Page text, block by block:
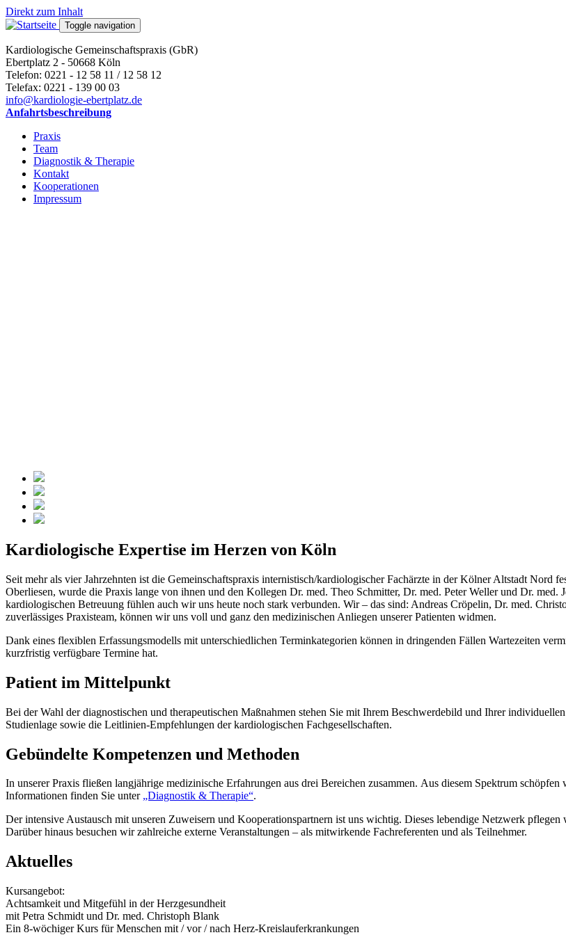
Direkt zum Inhalt
Toggle navigation
Kardiologische Gemeinschaftspraxis (GbR)
Ebertplatz 2 - 50668 Köln
Telefon: 0221 - 12 58 11 / 12 58 12
Telefax: 0221 - 139 00 03
info@kardiologie-ebertplatz.de
Anfahrtsbeschreibung
Praxis
Team
Diagnostik & Therapie
Kontakt
Kooperationen
Impressum
Kardiologische Expertise im Herzen von Köln
Seit mehr als vier Jahrzehnten ist die Gemeinschaftspraxis internistisch/kardiologischer Fachärzte in der Kölner Altstadt
Oberliesen, wurde die Praxis lange von ihnen und den Kollegen Dr. med. Theo Schmitter, Dr. med. Peter Weller und Dr. med.
kardiologischen Betreuung fühlen auch wir uns heute noch stark verbunden. Wir – das sind: Andreas Cröpelin, Dr. med.
zuverlässiges Praxisteam, können wir uns voll und ganz den medizinischen Anliegen unserer Patienten widmen.
Dank eines flexiblen Erfassungsmodells mit unterschiedlichen Terminkategorien können in dringenden Fällen Wartezeiten
kurzfristig verfügbare Termine hat.
Patient im Mittelpunkt
Bei der Wahl der diagnostischen und therapeutischen Maßnahmen stehen Sie mit Ihrem Beschwerdebild und Ihrer
Studienlage sowie die Leitlinien-Empfehlungen der kardiologischen Fachgesellschaften.
Gebündelte Kompetenzen und Methoden
In unserer Praxis fließen langjährige medizinische Erfahrungen aus drei Bereichen zusammen. Aus diesem Spektrum schöpfen
Informationen finden Sie unter „Diagnostik & Therapie“.
Der intensive Austausch mit unseren Zuweisern und Kooperationspartnern ist uns wichtig. Dieses lebendige Netzwerk
Darüber hinaus besuchen wir zahlreiche externe Veranstaltungen – als mitwirkende Fachreferenten und als Teilnehmer.
Aktuelles
Kursangebot:
Achtsamkeit und Mitgefühl in der Herzgesundheit
mit Petra Schmidt und Dr. med. Christoph Blank
Ein 8-wöchiger Kurs für Menschen mit / vor / nach Herz-Kreislauferkrankungen